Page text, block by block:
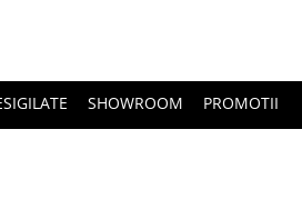
SHOWROOM PROMOTII